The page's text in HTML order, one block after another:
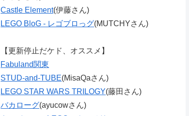
Castle Element(伊藤さん)
LEGO BloG - レゴブロっグ(MUTCHYさん)
【更新停止だケド、オススメ】
Fabuland関東
STUD-and-TUBE(MisaQaさん)
LEGO STAR WARS TRILOGY(藤田さん)
バカローグ(ayucowさん)